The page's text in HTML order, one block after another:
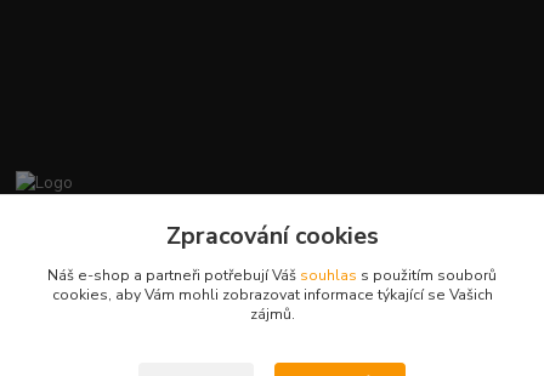
+420412384749
Zpracování cookies
Náš e-shop a partneři potřebují Váš souhlas s použitím souborů
cookies, aby Vám mohli zobrazovat informace týkající se Vašich
zájmů.